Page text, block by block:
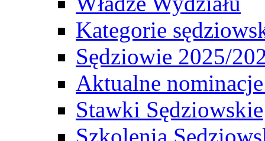
Kategorie
Sędziowie 2025/
Aktualne
Stawki Sędziowskie
Szkolenia